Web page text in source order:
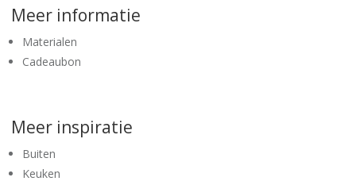
Meer informatie
Materialen
Cadeaubon
Meer inspiratie
Buiten
Keuken